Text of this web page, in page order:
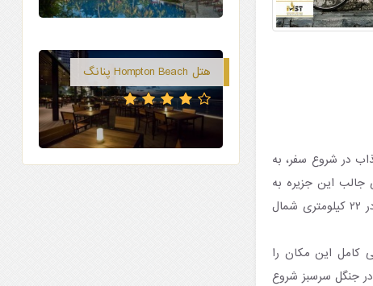
در شروع سفر، به
جالب این جزیره به
یادماندنی را کشف کنید. و اما پیشنهاد ما در این رابطه، بازدید از پارک ملی پنانگ است که در ۲۲ کیلومتری شمال
کامل این مکان را
جنگل سرسبز شروع
هتل Hompton Beach پنانگ